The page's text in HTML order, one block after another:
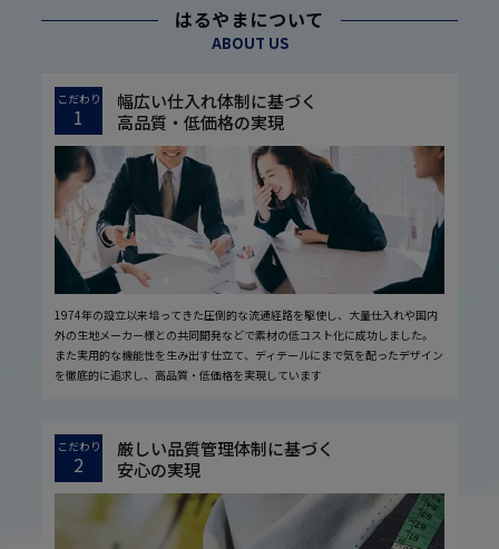
はるやまについて
ABOUT US
こだわり
1
幅広い仕入れ体制に基づく
高品質・低価格の実現
1974年の設立以来培ってきた圧倒的な流通経路を駆使し、大量仕入れや国内
外の生地メーカー様との共同開発などで素材の低コスト化に成功しました。
また実用的な機能性を生み出す仕立て、ディテールにまで気を配ったデザイン
を徹底的に追求し、高品質・低価格を実現しています
こだわり
2
厳しい品質管理体制に基づく
安心の実現